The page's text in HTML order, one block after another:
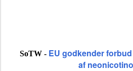
SoTW - EU godkender
af